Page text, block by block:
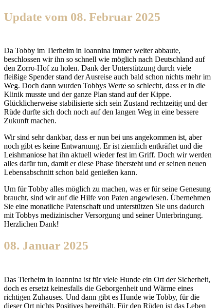
Update vom 08. Februar 2025
Da Tobby im Tierheim in Ioannina immer weiter abbaute,
beschlossen wir ihn so schnell wie möglich nach Deutschland auf
den Zorro-Hof zu holen. Dank der Unterstützung durch viele
fleißige Spender stand der Ausreise auch bald schon nichts mehr im
Weg. Doch dann wurden Tobbys Werte so schlecht, dass er in die
Klinik musste und der ganze Plan stand auf der Kippe.
Glücklicherweise stabilisierte sich sein Zustand rechtzeitig und der
Rüde durfte sich doch noch auf den langen Weg in eine bessere
Zukunft machen.
Wir sind sehr dankbar, dass er nun bei uns angekommen ist, aber
noch gibt es keine Entwarnung. Er ist ziemlich entkräftet und die
Leishmaniose hat ihn aktuell wieder fest im Griff. Doch wir werden
alles dafür tun, damit er diese Phase übersteht und er seinen neuen
Lebensabschnitt schon bald genießen kann.
Um für Tobby alles möglich zu machen, was er für seine Genesung
braucht, sind wir auf die Hilfe von Paten angewiesen. Übernehmen
Sie eine monatliche Patenschaft und unterstützen Sie uns dadurch
mit Tobbys medizinischer Versorgung und seiner Unterbringung.
Herzlichen Dank!
08. Januar 2025
Das Tierheim in Ioannina ist für viele Hunde ein Ort der Sicherheit,
doch es ersetzt keinesfalls die Geborgenheit und Wärme eines
richtigen Zuhauses. Und dann gibt es Hunde wie Tobby, für die
dieser Ort nichts Positives bereithält. Für den Rüden ist das Leben